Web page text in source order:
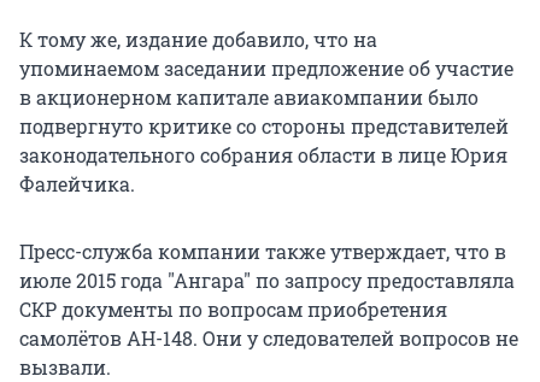
К тому же, издание добавило, что на
упоминаемом заседании предложение об участие
в акционерном капитале авиакомпании было
подвергнуто критике со стороны представителей
законодательного собрания области в лице Юрия
Фалейчика.
Пресс-служба компании также утверждает, что в
июле 2015 года "Ангара" по запросу предоставляла
СКР документы по вопросам приобретения
самолётов АН-148. Они у следователей вопросов не
вызвали.